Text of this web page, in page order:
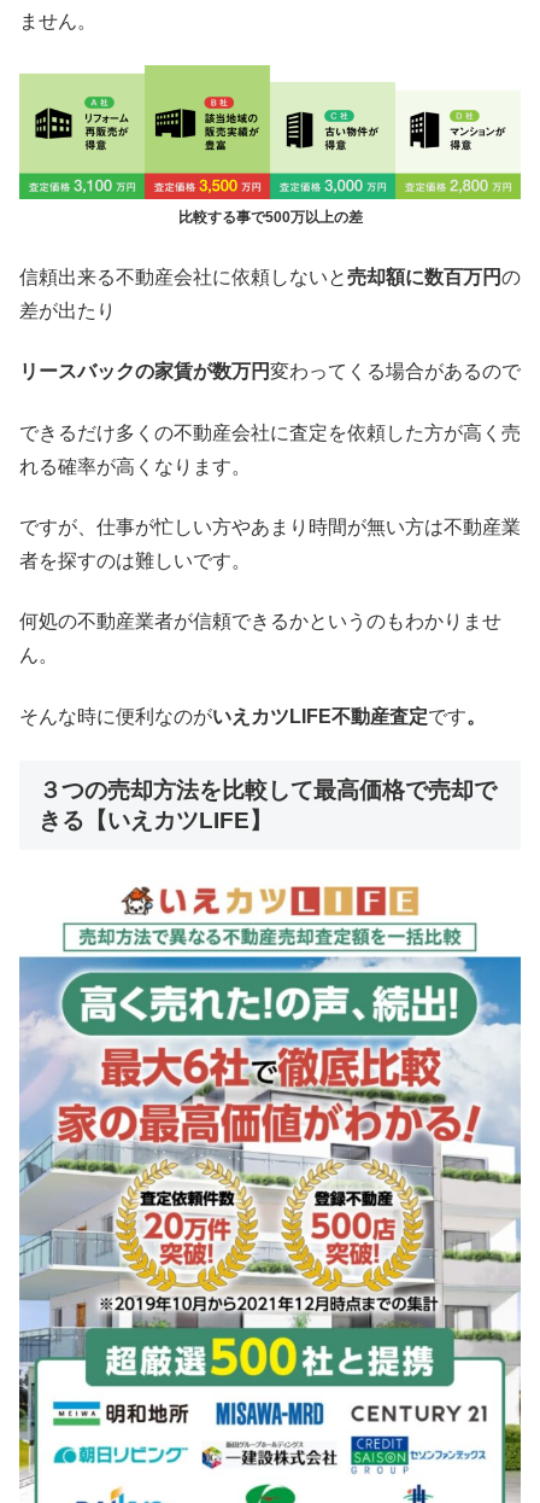
ません。
比較する事で500万以上の差
信頼出来る不動産会社に依頼しないと売却額に数百万円の
差が出たり
リースバックの家賃が数万円変わってくる場合があるので
できるだけ多くの不動産会社に査定を依頼した方が高く売
れる確率が高くなります。
ですが、仕事が忙しい方やあまり時間が無い方は不動産業
者を探すのは難しいです。
何処の不動産業者が信頼できるかというのもわかりませ
ん。
そんな時に便利なのがいえカツLIFE不動産査定です。
３つの売却方法を比較して最高価格で売却で
きる【いえカツLIFE】